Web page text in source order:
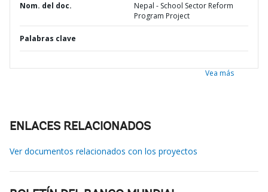
Nom. del doc.
Nepal - School Sector Reform
Program Project
Palabras clave
Vea más
ENLACES RELACIONADOS
Ver documentos relacionados con los proyectos